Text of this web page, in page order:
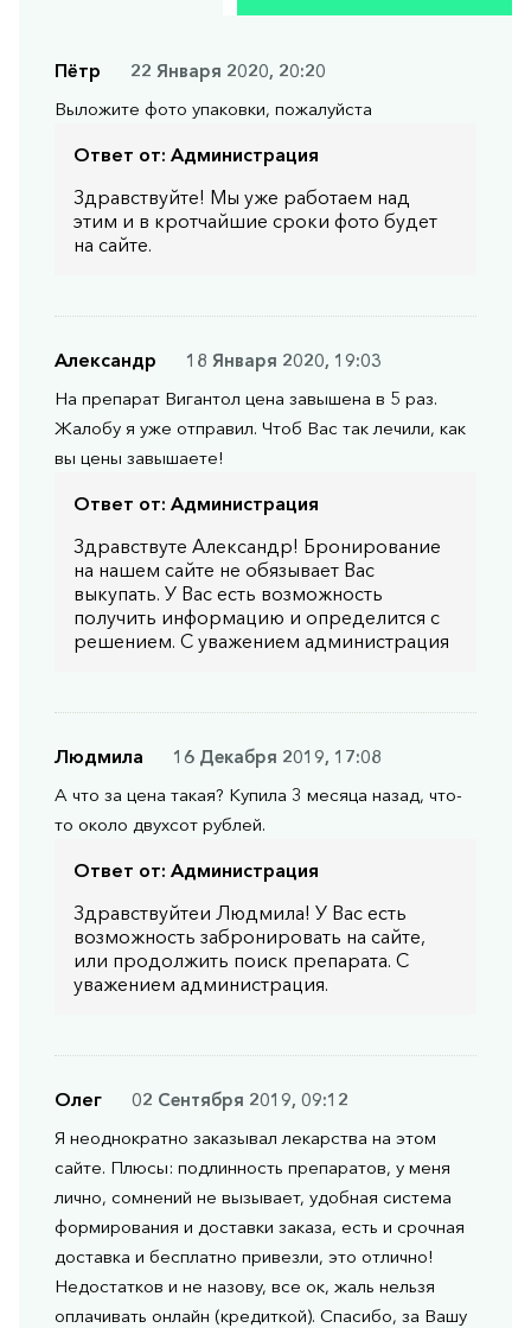
Пётр
22 Января 2020, 20:20
Выложите фото упаковки, пожалуйста
Ответ от: Администрация
Здравствуйте! Мы уже работаем над
этим и в кротчайшие сроки фото будет
на сайте.
Александр
18 Января 2020, 19:03
На препарат Вигантол цена завышена в 5 раз.
Жалобу я уже отправил. Чтоб Вас так лечили, как
вы цены завышаете!
Ответ от: Администрация
Здравствуте Александр! Бронирование
на нашем сайте не обязывает Вас
выкупать. У Вас есть возможность
получить информацию и определится с
решением. С уважением администрация
Людмила
16 Декабря 2019, 17:08
А что за цена такая? Купила 3 месяца назад, что-
то около двухсот рублей.
Ответ от: Администрация
Здравствуйтеи Людмила! У Вас есть
возможность забронировать на сайте,
или продолжить поиск препарата. С
уважением администрация.
Олег
02 Сентября 2019, 09:12
Я неоднократно заказывал лекарства на этом
сайте. Плюсы: подлинность препаратов, у меня
лично, сомнений не вызывает, удобная система
формирования и доставки заказа, есть и срочная
доставка и бесплатно привезли, это отлично!
Недостатков и не назову, все ок, жаль нельзя
оплачивать онлайн (кредиткой). Спасибо, за Вашу